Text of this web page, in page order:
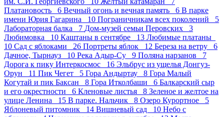
Платановость 6 Вечный огонь и вечная память 6 В парке
имени Юрия Гагарина 10 Пограничникам всех поколений 5
Лабораторная балка 7 Дом-музей семьи Перовских 3
Любимовка 10 Каштаны в сентябре 13 Любимые платаны
10 Сад с яблоками 26 Портреты яблок 12 Береза на ветру 6
Дачное, Тырнауз 10 Река Адыр-Су 9 Поляна нарзанов 7
Дорога к пику Интеркосмос 16 Эльбрус из ущелья Донгуз-
Орун 11 Пик Чегет 5 Гора Андыртау 8 Гора Малый
Когутай и пик Баксан 8 Гора Итколбаши 6 Балкарский сыр
и его окрестности 6 Кленовые листья 8 Зеленое и желтое на
улице Ленина 15 В парке. Нальчик 8 Озеро Курортное 5
Яблоневый питомник 14 Вишневый сад 10 Небо с